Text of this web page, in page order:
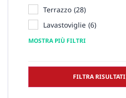
Terrazzo (28)
Lavastoviglie (6)
MOSTRA PIÙ FILTRI
FILTRA RISULTATI